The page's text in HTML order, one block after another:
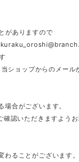
がありますので
ショップからのメール
合がございます。
認いただきますようお
わることがございます